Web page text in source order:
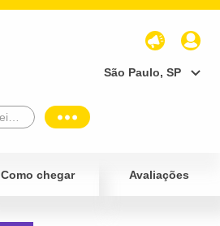
São Paulo, SP
Como chegar Avaliações